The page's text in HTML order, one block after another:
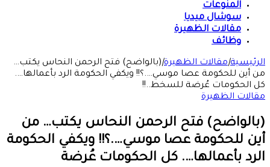
المنوعات
سوشال ميديا
مقالات الظهيرة
وظائف
الرئيسية|مقالات الظهيرة|(بالواضح) فتح الرحمن النحاس يكتب…
من أين للحكومة عصا موسي….؟!! ويكفي الحكومة الرد بأعمالها….
كل الحكومات عُرضة للسخط..!!
مقالات الظهيرة
(بالواضح) فتح الرحمن النحاس يكتب… من
أين للحكومة عصا موسي….؟!! ويكفي الحكومة
الرد بأعمالها…. كل الحكومات عُرضة